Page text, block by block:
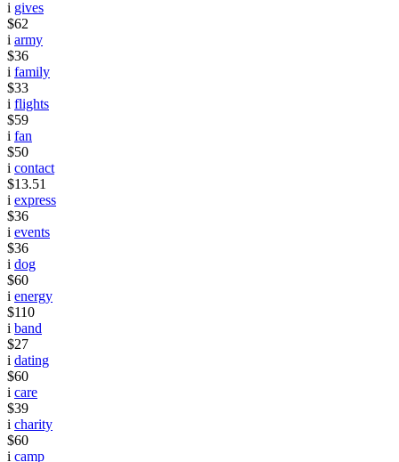
i gives
$62
i army
$36
i family
$33
i flights
$59
i fan
$50
i contact
$13.51
i express
$36
i events
$36
i dog
$60
i energy
$110
i band
$27
i dating
$60
i care
$39
i charity
$60
i camp